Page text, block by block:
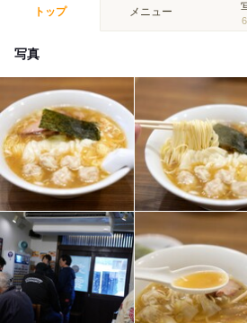
トップ メニュー
写真